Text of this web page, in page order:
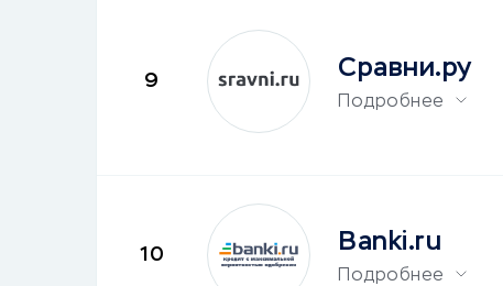
9 Сравни.ру
Подробнее
10 Banki.ru
Подробнее